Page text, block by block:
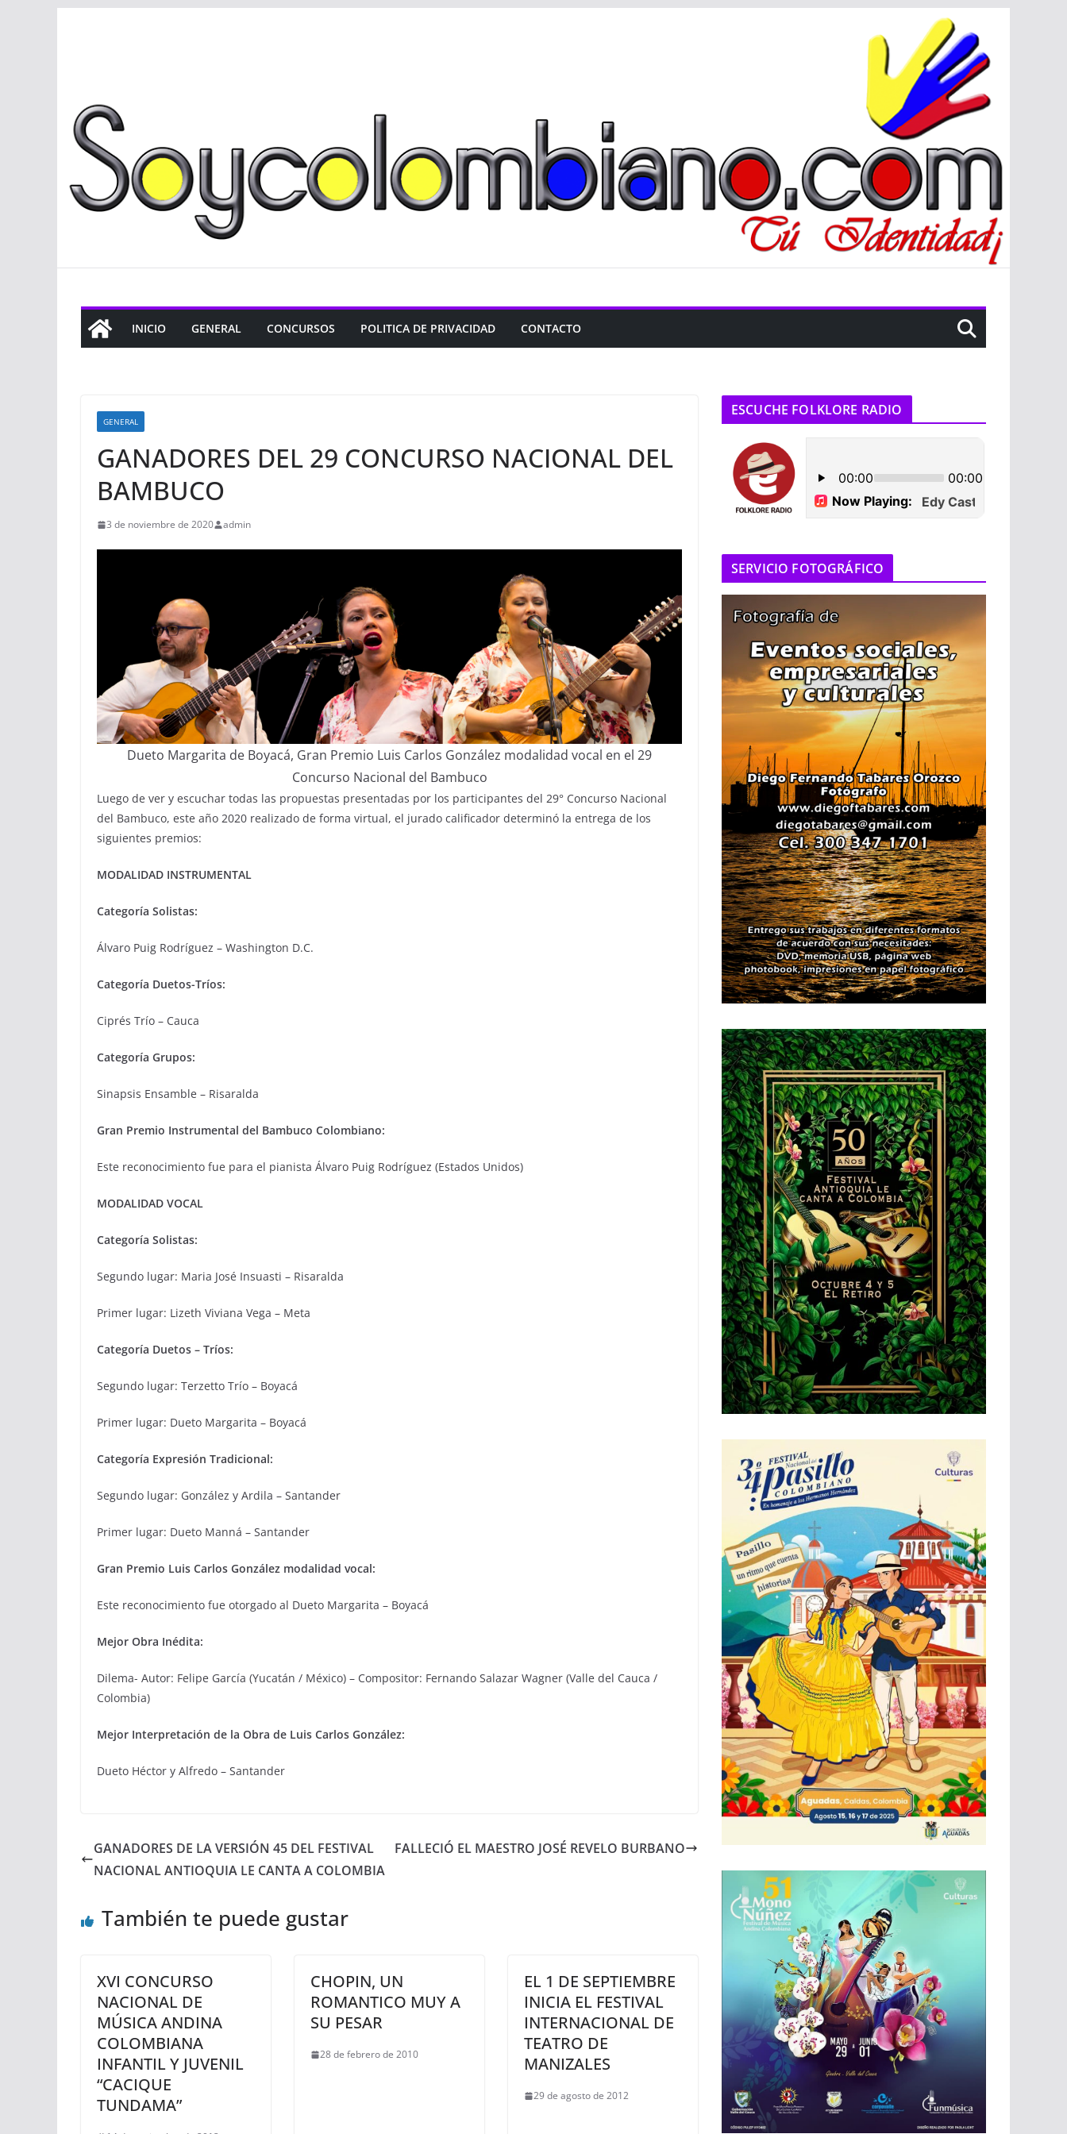
INICIO GENERAL CONCURSOS POLITICA DE PRIVACIDAD CONTACTO
GENERAL
GANADORES DEL 29 CONCURSO NACIONAL DEL
BAMBUCO
3 de noviembre de 2020 admin
Dueto Margarita de Boyacá, Gran Premio Luis Carlos González modalidad vocal en el 29
Concurso Nacional del Bambuco
Luego de ver y escuchar todas las propuestas presentadas por los participantes del 29° Concurso Nacional
del Bambuco, este año 2020 realizado de forma virtual, el jurado calificador determinó la entrega de los
siguientes premios:
MODALIDAD INSTRUMENTAL
Categoría Solistas:
Álvaro Puig Rodríguez – Washington D.C.
Categoría Duetos-Tríos:
Ciprés Trío – Cauca
Categoría Grupos:
Sinapsis Ensamble – Risaralda
Gran Premio Instrumental del Bambuco Colombiano:
Este reconocimiento fue para el pianista Álvaro Puig Rodríguez (Estados Unidos)
MODALIDAD VOCAL
Categoría Solistas:
Segundo lugar: Maria José Insuasti – Risaralda
Primer lugar: Lizeth Viviana Vega – Meta
Categoría Duetos – Tríos:
Segundo lugar: Terzetto Trío – Boyacá
Primer lugar: Dueto Margarita – Boyacá
Categoría Expresión Tradicional:
Segundo lugar: González y Ardila – Santander
Primer lugar: Dueto Manná – Santander
Gran Premio Luis Carlos González modalidad vocal:
Este reconocimiento fue otorgado al Dueto Margarita – Boyacá
Mejor Obra Inédita:
Dilema- Autor: Felipe García (Yucatán / México) – Compositor: Fernando Salazar Wagner (Valle del Cauca /
Colombia)
Mejor Interpretación de la Obra de Luis Carlos González:
Dueto Héctor y Alfredo – Santander
GANADORES DE LA VERSIÓN 45 DEL FESTIVAL
NACIONAL ANTIOQUIA LE CANTA A COLOMBIA
FALLECIÓ EL MAESTRO JOSÉ REVELO BURBANO
También te puede gustar
XVI CONCURSO
NACIONAL DE
MÚSICA ANDINA
COLOMBIANA
INFANTIL Y JUVENIL
“CACIQUE
TUNDAMA”
CHOPIN, UN
ROMANTICO MUY A
SU PESAR
28 de febrero de 2010
EL 1 DE SEPTIEMBRE
INICIA EL FESTIVAL
INTERNACIONAL DE
TEATRO DE
MANIZALES
29 de agosto de 2012
ESCUCHE FOLKLORE RADIO
SERVICIO FOTOGRÁFICO